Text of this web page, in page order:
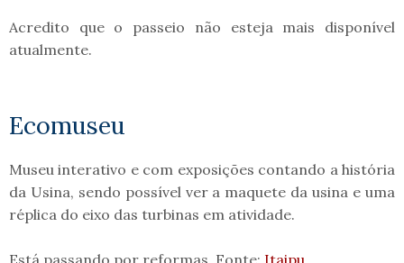
Acredito que o passeio não esteja mais disponível
atualmente.
Ecomuseu
Museu interativo e com exposições contando a história
da Usina, sendo possível ver a maquete da usina e uma
réplica do eixo das turbinas em atividade.
Está passando por reformas. Fonte: Itaipu